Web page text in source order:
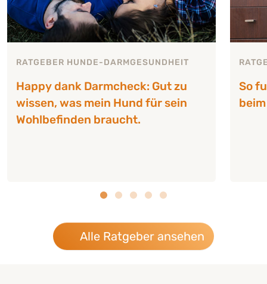
RATGEBER HUNDE-DARMGESUNDHEIT
Happy dank Darmcheck: Gut zu
wissen, was mein Hund für sein
Wohlbefinden braucht.
So
Alle Ratgeber ansehen